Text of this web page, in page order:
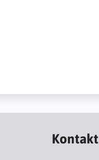
Kontakt